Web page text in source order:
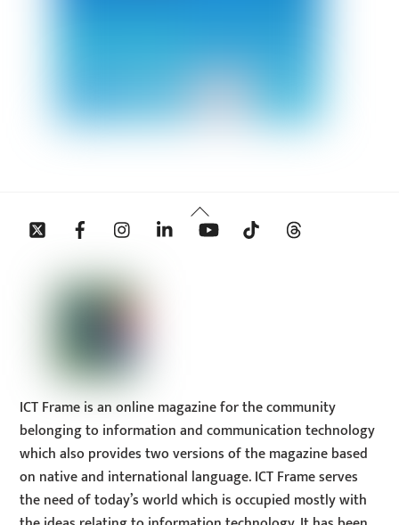
Back
To
Twitter Facebook InstagramLinkedin YouTube Tiktok
ICT Frame is an online magazine for the community
belonging to information and communication technology
which also provides two versions of the magazine based
on native and international language. ICT Frame serves
the need of today’s world which is occupied mostly with